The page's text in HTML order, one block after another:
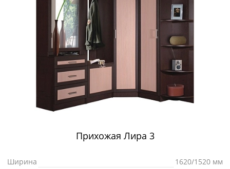
Прихожая Лира 3
Ширина
1620/1520 мм